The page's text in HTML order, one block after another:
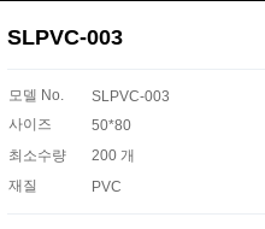
SLPVC-003
모델 No.
SLPVC-003
사이즈
50*80
최소수량
200 개
재질
PVC